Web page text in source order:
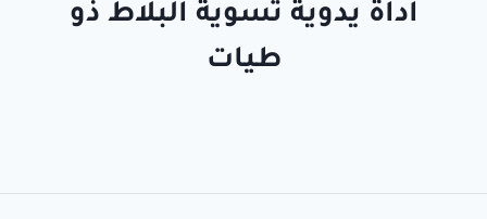
أداة يدوية تسوية البلاط ذو
طيات